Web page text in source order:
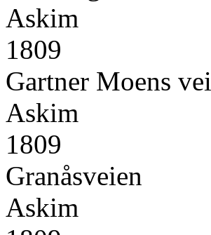
Askim
1809
Gartner Moens vei
Askim
1809
Granåsveien
Askim